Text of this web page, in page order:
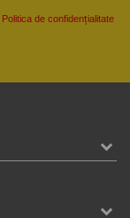
Politica de confidențialitate